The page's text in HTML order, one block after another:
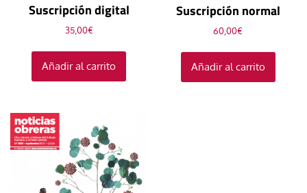
Suscripción digital
35,00€
Añadir al carrito
Suscripción normal
60,00€
Añadir al carrito